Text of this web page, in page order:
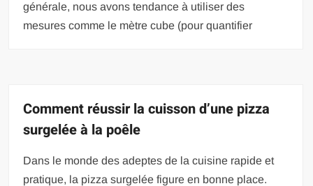
générale, nous avons tendance à utiliser des
mesures comme le mètre cube (pour quantifier
Comment réussir la cuisson d’une pizza
surgelée à la poêle
Dans le monde des adeptes de la cuisine rapide et
pratique, la pizza surgelée figure en bonne place.